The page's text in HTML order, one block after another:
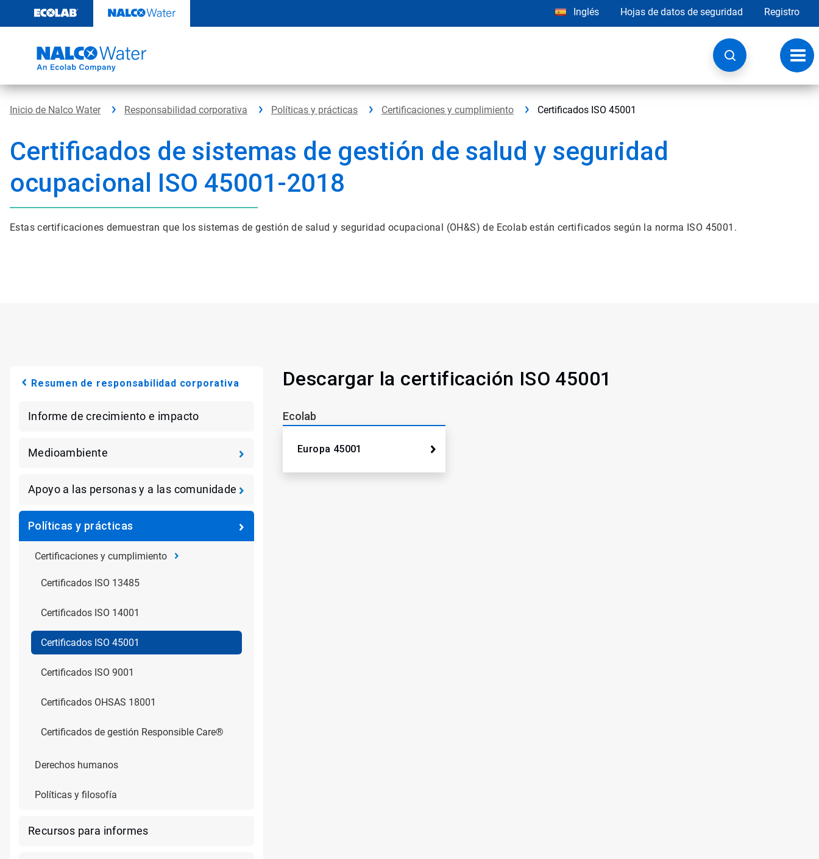
contenido
Inglés Hojas de datos de seguridad Registro
de
Inicio de Nalco Water Responsabilidad corporativa Políticas y prácticas Certificaciones y cumplimiento Certificados ISO 45001
Certificados de sistemas de gestión de salud y seguridad
ocupacional ISO 45001-2018
Estas certificaciones demuestran que los sistemas de gestión de salud y seguridad ocupacional (OH&S) de Ecolab están certificados según la norma ISO 45001.
Resumen de responsabilidad corporativa
Informe de crecimiento e impacto
Medioambiente
Apoyo a las personas y a las comunidade
Políticas y prácticas
Certificaciones y cumplimiento
Certificados ISO 13485
Certificados ISO 14001
Certificados ISO 45001
Certificados ISO 9001
Certificados OHSAS 18001
Certificados de gestión Responsible Care®
Derechos humanos
Políticas y filosofía
Recursos para informes
Descargar la certificación ISO 45001
Ecolab
Europa 45001